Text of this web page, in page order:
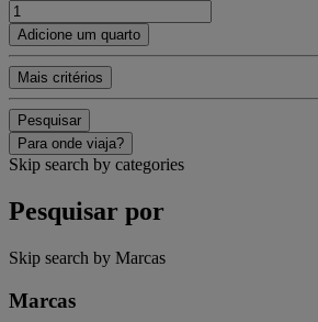
Adicione um quarto
Mais critérios
Pesquisar
Para onde viaja?
Skip search by categories
Pesquisar por
Skip search by Marcas
Marcas